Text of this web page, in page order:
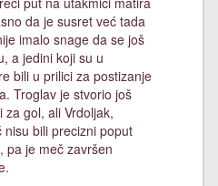
da je susret već tada
imalo snage da se još
a jedini koji su u
bili u prilici za postizanje
Troglav je stvorio još
za gol, ali Vrdoljak,
nisu bili precizni poput
pa je meč završen